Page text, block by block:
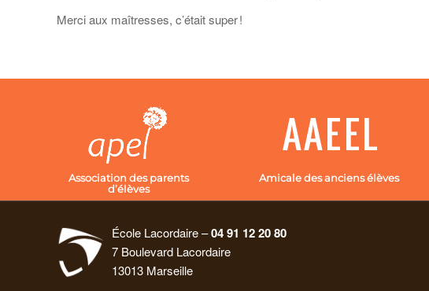
Merci aux maîtresses, c’était super !
Association des parents
d’élèves
Amicale des anciens élèves
École Lacordaire –04 91 12 20 80
7 Boulevard Lacordaire
13013 Marseille